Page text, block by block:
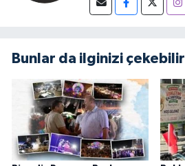
Bunlar da ilginizi çekebilir